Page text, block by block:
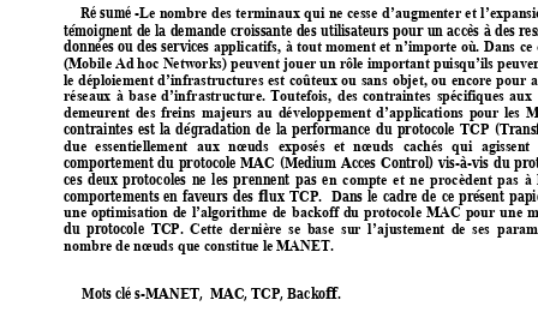
Résumé-Le nombre des terminaux qui ne cesse d’augmenter et
témoignent de la demande croissante des utilisateurs pour un accès à des
données oudes services applicatifs, à tout moment et n’importe où. Dans ce
(Mobile Ad hoc Networks) peuvent jouer un rôle important puisqu’ils p
le déploiement d’infrastructures est coûteux ou sans objet, ou encore pour
réseaux à base d’infrastructure. Toutefois, des contraintes spécifiques aux
demeurent des freins majeurs au développement d’applications pour les
contraintes est la dégradation de la performance du protocole TCP
due essentiellement aux nœuds exposés et nœuds cachés qui agissent
comportement du protocole MAC (Medium Acces Control) vis-à-vis du
ces deux protocoles ne les prennent pas en compte et ne procèdent pas à
comportements en faveurs des flux TCP. Dans le cadre de ce présent
une optimisation de l’algorithme de backoff du protocole MAC pour une
du protocole TCP. Cette dernière se base sur l’ajustement de ses
nombre de nœuds que constitue le MANET.
Mots clés-MANET,  MAC, TCP, Backoff.